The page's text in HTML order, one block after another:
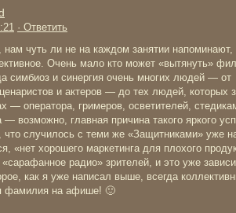
· Ответить
чуть ли не на каждом занятии напоминают,
Очень мало кто может «вытянуть»
симбиоз и синергия очень многих людей — от
и актеров — до тех людей, которых
— оператора, гримеров, осветителей,
возможно, главная причина такого яркого
случилось с теми же «Защитниками» уже
«нет хорошего маркетинга для плохого
радио» зрителей, и это уже
как я уже написал выше, всегда
фамилия на афише! 🙂